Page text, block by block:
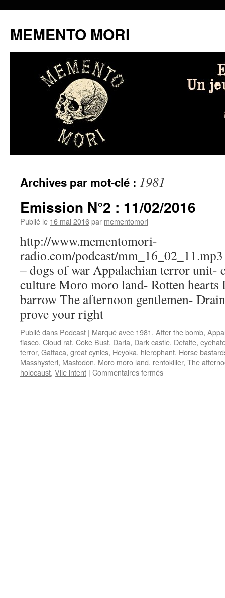
MEMENTO MORI
au
contenu
Archives par mot-clé : 1981
Emission N°2 : 11/02/2016
Publié le 16 mai 2016par mementomori
http://www.mementomori-
radio.com/podcast/
– dogs of war Appalachian terror unit-
culture Moro moro land- Rotten
barrow The afternoon gentlemen-
prove your right
Publié dans Podcast | Marqué avec 1981, After the bomb,
fiasco, Cloud rat, Coke Bust, Daria, Dark castle, Defaite,
terror, Gattaca, great cynics, Heyoka, hierophant, Horse
Masshysteri, Mastodon, Moro moro land, rentokiller, The
holocaust, Vile intent | Commentaires ferméssur